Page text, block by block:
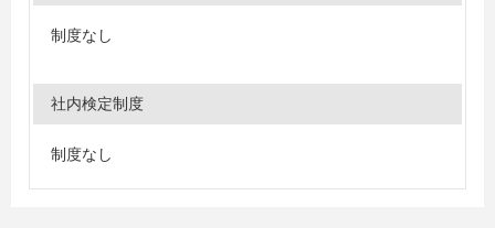
制度なし
社内検定制度
制度なし